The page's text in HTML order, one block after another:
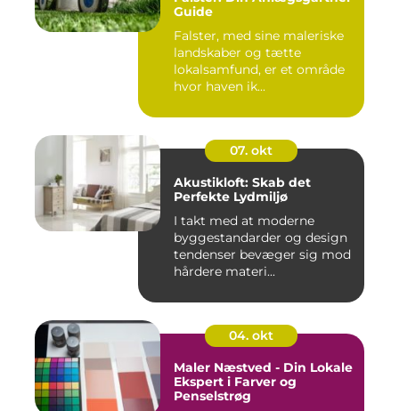
Guide
Falster, med sine maleriske
landskaber og tætte
lokalsamfund, er et område
hvor haven ik...
07. okt
Akustikloft: Skab det
Perfekte Lydmiljø
I takt med at moderne
byggestandarder og design
tendenser bevæger sig mod
hårdere materi...
04. okt
Maler Næstved - Din Lokale
Ekspert i Farver og
Penselstrøg